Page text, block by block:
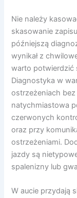
Nie należy
skasowanie
późniejszą
wynikał z
warto potwierdzić
Diagnostyka w
ostrzeżeniach
natychmiastowa
czerwonych
oraz przy
ostrzeżeniami.
jazdy są
spalenizny lub
W aucie przydają